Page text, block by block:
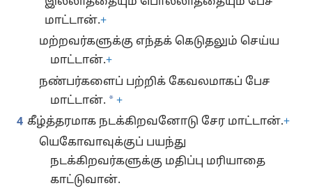
மாட்டான்.+
மற்றவர்களுக்கு எந்தக் கெடுதலும் செய்ய
மாட்டான்.+
நண்பர்களைப் பற்றிக் கேவலமாகப் பேச
மாட்டான். * +
4 கீழ்த்தரமாக நடக்கிறவனோடு சேர மாட்டான்.+
யெகோவாவுக்குப் பயந்து
நடக்கிறவர்களுக்கு மதிப்பு மரியாதை
காட்டுவான்.